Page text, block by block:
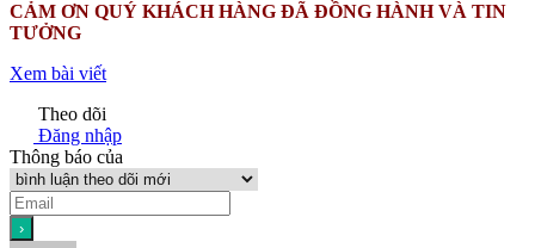
CẢM ƠN QUÝ KHÁCH HÀNG ĐÃ ĐỒNG HÀNH VÀ TIN
TƯỞNG
Xem bài viết
Theo dõi
Đăng nhập
Thông báo của